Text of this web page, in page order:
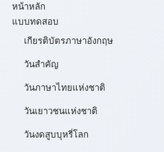
หน้าหลัก
แบบทดสอบ
เกียรติบัตรภาษาอังกฤษ
วันสำคัญ
วันภาษาไทยแห่งชาติ
วันเยาวชนแห่งชาติ
วันงดสูบบุหรี่โลก